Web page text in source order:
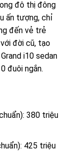
đô thị đông
ấn tượng, chỉ
đến vẻ trẻ
đời cũ, tạo
i10 sedan
đuôi ngắn.
380 triệu
425 triệu